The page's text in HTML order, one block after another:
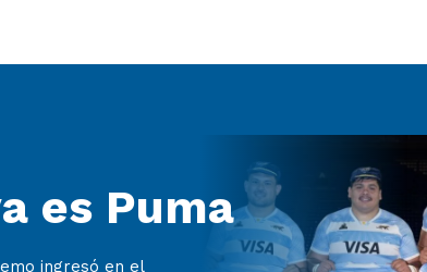
es Puma
ingresó en el